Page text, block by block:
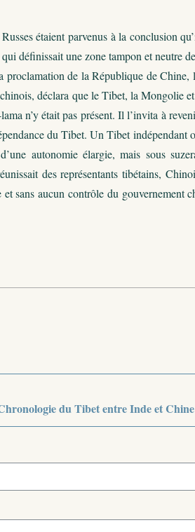
étaient parvenus à la conclusion
définissait une zone tampon et neutre
de la République de Chine,
déclara que le Tibet, la Mongolie
n’y était pas présent. Il l’invita à
du Tibet. Un Tibet indépendant
autonomie élargie, mais sous
des représentants tibétains,
sans aucun contrôle du gouvernement
du Tibet entre Inde et Chine